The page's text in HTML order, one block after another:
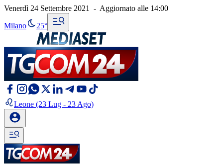
Venerdì 24 Settembre 2021 - Aggiornato alle 14:00
Milano 25°
Leone (23 Lug - 23 Ago)